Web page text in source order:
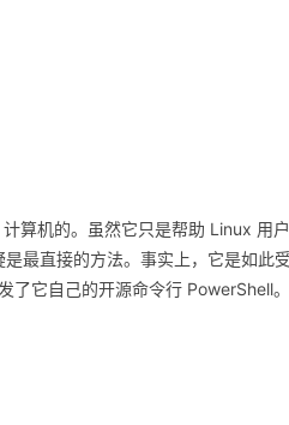
算机的。虽然它只是帮助 Linux 用
最直接的方法。事实上，它是如此
它自己的开源命令行 PowerShell。